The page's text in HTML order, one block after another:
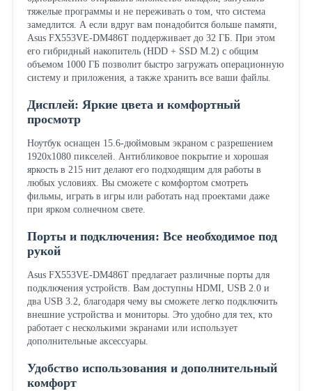
тяжелые программы и не переживать о том, что система
замедлится. А если вдруг вам понадобится больше памяти,
Asus FX553VE-DM486T поддерживает до 32 ГБ. При этом
его гибридный накопитель (HDD + SSD M.2) с общим
объемом 1000 ГБ позволит быстро загружать операционную
систему и приложения, а также хранить все ваши файлы.
Дисплей: Яркие цвета и комфортный
просмотр
Ноутбук оснащен 15.6-дюймовым экраном с разрешением
1920x1080 пикселей. Антибликовое покрытие и хорошая
яркость в 215 нит делают его подходящим для работы в
любых условиях. Вы сможете с комфортом смотреть
фильмы, играть в игры или работать над проектами даже
при ярком солнечном свете.
Порты и подключения: Все необходимое под
рукой
Asus FX553VE-DM486T предлагает различные порты для
подключения устройств. Вам доступны HDMI, USB 2.0 и
два USB 3.2, благодаря чему вы сможете легко подключить
внешние устройства и мониторы. Это удобно для тех, кто
работает с несколькими экранами или использует
дополнительные аксессуары.
Удобство использования и дополнительный
комфорт